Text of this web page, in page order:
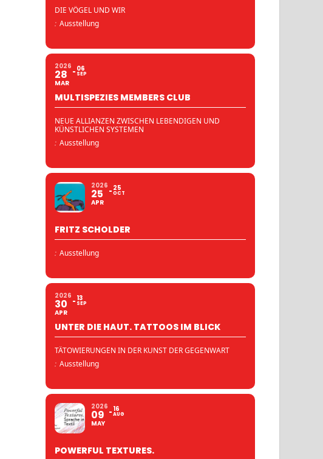
DIE VÖGEL UND WIR
: Ausstellung
2026
28
MAR
06
SEP
MULTISPEZIES MEMBERS CLUB
NEUE ALLIANZEN ZWISCHEN LEBENDIGEN UND
KÜNSTLICHEN SYSTEMEN
: Ausstellung
2026
25
APR
25
OCT
FRITZ SCHOLDER
: Ausstellung
2026
30
APR
13
SEP
UNTER DIE HAUT. TATTOOS IM BLICK
TÄTOWIERUNGEN IN DER KUNST DER GEGENWART
: Ausstellung
2026
09
MAY
16
AUG
POWERFUL TEXTURES.